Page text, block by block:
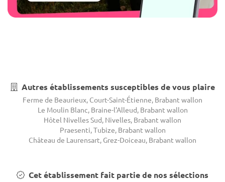
Autres établissements susceptibles de vous plaire
Ferme de Beaurieux, Court-Saint-Étienne, Brabant wallon
Le Moulin Blanc, Braine-l'Alleud, Brabant wallon
Hôtel Nivelles Sud, Nivelles, Brabant wallon
Praesenti, Tubize, Brabant wallon
Château de Laurensart, Grez-Doiceau, Brabant wallon
Cet établissement fait partie de nos sélections